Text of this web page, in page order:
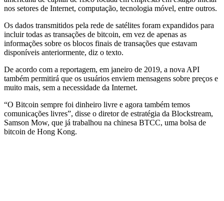
nos setores de Internet, computação, tecnologia móvel, entre outros.
Os dados transmitidos pela rede de satélites foram expandidos para
incluir todas as transações de bitcoin, em vez de apenas as
informações sobre os blocos finais de transações que estavam
disponíveis anteriormente, diz o texto.
De acordo com a reportagem, em janeiro de 2019, a nova API
também permitirá que os usuários enviem mensagens sobre preços e
muito mais, sem a necessidade da Internet.
“O Bitcoin sempre foi dinheiro livre e agora também temos
comunicações livres”, disse o diretor de estratégia da Blockstream,
Samson Mow, que já trabalhou na chinesa BTCC, uma bolsa de
bitcoin de Hong Kong.